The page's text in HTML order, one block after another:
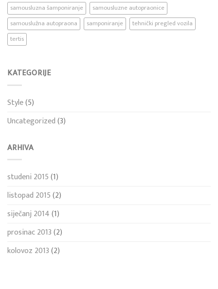
samousluzna šamponiranje
samousluzne autopraonice
samouslužna autopraona
samponiranje
tehnički pregled vozila
tertis
KATEGORIJE
Style(5)
Uncategorized(3)
ARHIVA
studeni 2015(1)
listopad 2015(2)
siječanj 2014(1)
prosinac 2013(2)
kolovoz 2013(2)